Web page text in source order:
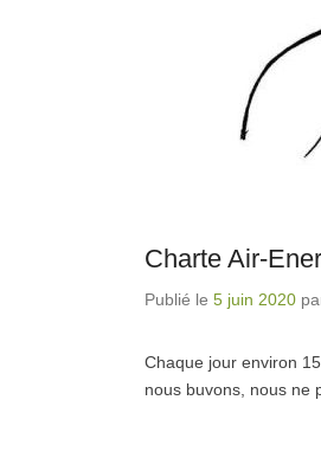
Charte Air-
Publié le 5 juin 2020
Chaque jour environ
nous buvons, nous ne